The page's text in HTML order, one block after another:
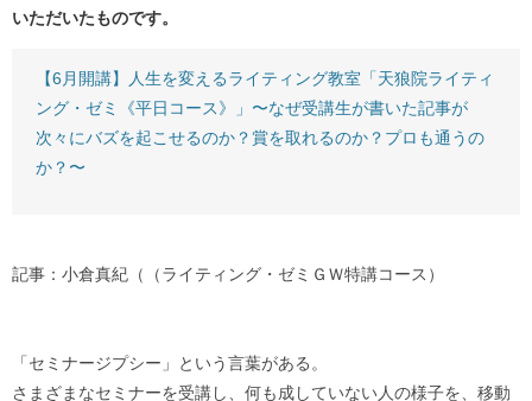
いただいたものです。
【6月開講】人生を変えるライティング教室「天狼院ライティ
ング・ゼミ《平日コース》」〜なぜ受講生が書いた記事が
次々にバズを起こせるのか？賞を取れるのか？プロも通うの
か？〜
記事：小倉真紀（（ライティング・ゼミＧＷ特講コース）
「セミナージプシー」という言葉がある。
さまざまなセミナーを受講し、何も成していない人の様子を、移動